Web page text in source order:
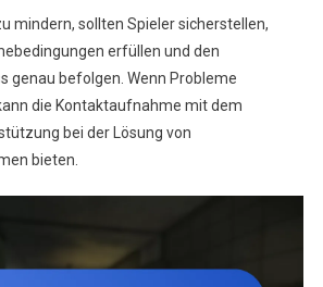
mindern, sollten Spieler sicherstellen,
erfüllen und den
genau befolgen. Wenn Probleme
die Kontaktaufnahme mit dem
bei der Lösung von
bieten.